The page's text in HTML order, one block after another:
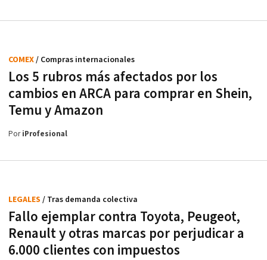
Los 5 rubros más afectados por los
cambios en ARCA para comprar en Shein,
Temu y Amazon
COMEX/ Compras internacionales
PoriProfesional
Fallo ejemplar contra Toyota, Peugeot,
Renault y otras marcas por perjudicar a
6.000 clientes con impuestos
LEGALES / Tras demanda colectiva